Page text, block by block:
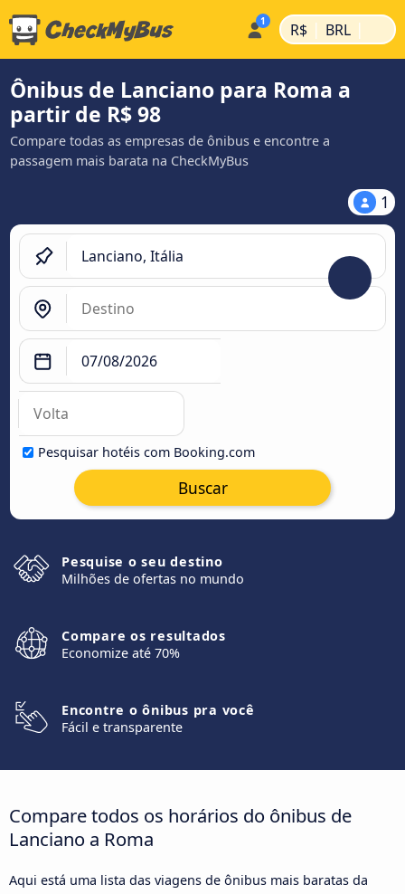
R$ | BRL |
Ônibus de Lanciano para Roma a
partir de R$ 98
Compare todas as empresas de ônibus e encontre a
passagem mais barata na CheckMyBus
1
Pesquisar hotéis com Booking.com
Buscar
Pesquise o seu destino
Milhões de ofertas no mundo
Compare os resultados
Economize até 70%
Encontre o ônibus pra você
Fácil e transparente
Compare todos os horários do ônibus de
Lanciano a Roma
Aqui está uma lista das viagens de ônibus mais baratas da